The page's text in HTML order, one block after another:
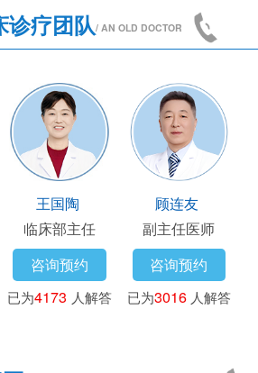
诊疗团队/ AN OLD DOCTOR
王国陶
临床部主任
咨询预约
已为4173 人解答
顾连友
副主任医师
咨询预约
已为3016 人解答